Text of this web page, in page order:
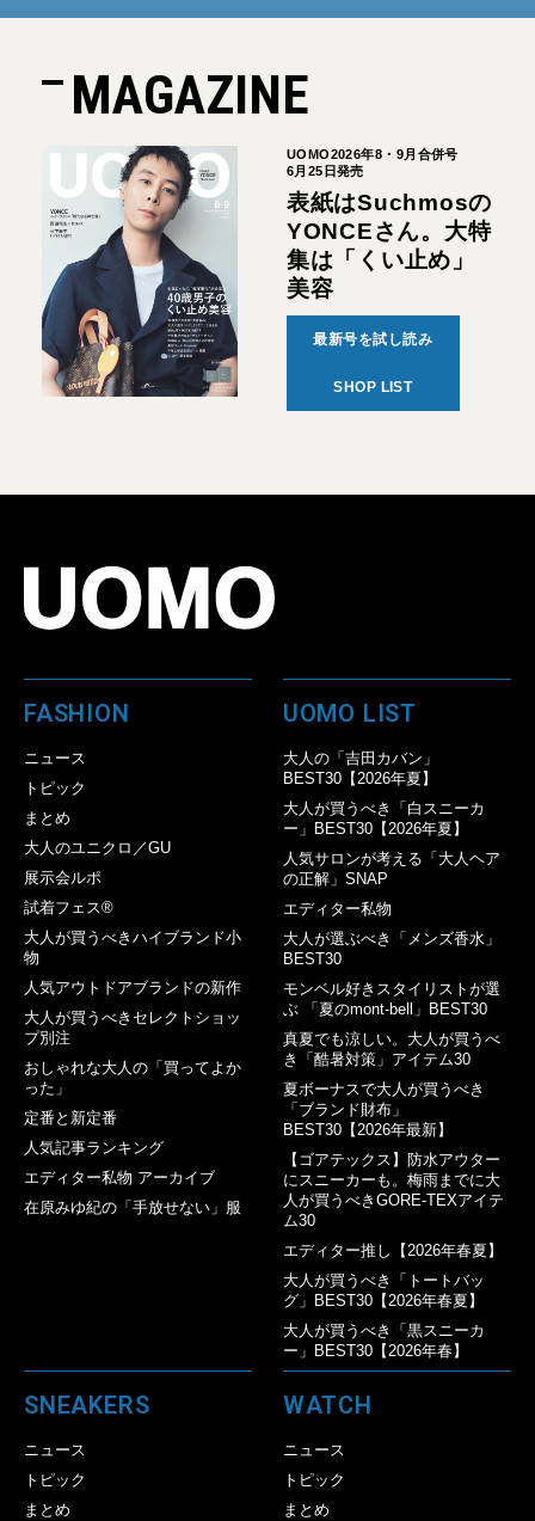
MAGAZINE
UOMO2026年8・9月合併号
6月25日発売
表紙はSuchmosの
YONCEさん。大特
集は「くい止め」
美容
最新号を試し読み
SHOP LIST
FASHION
ニュース
トピック
まとめ
大人のユニクロ／GU
展示会ルポ
試着フェス®︎
大人が買うべきハイブランド小
物
人気アウトドアブランドの新作
大人が買うべきセレクトショッ
プ別注
おしゃれな大人の「買ってよか
った」
定番と新定番
人気記事ランキング
エディター私物 アーカイブ
在原みゆ紀の「手放せない」服
UOMO LIST
大人の「吉田カバン」
BEST30【2026年夏】
大人が買うべき「白スニーカ
ー」BEST30【2026年夏】
人気サロンが考える「大人ヘア
の正解」SNAP
エディター私物
大人が選ぶべき「メンズ香水」
BEST30
モンベル好きスタイリストが選
ぶ 「夏のmont-bell」BEST30
真夏でも涼しい。大人が買うべ
き「酷暑対策」アイテム30
夏ボーナスで大人が買うべき
「ブランド財布」
BEST30【2026年最新】
【ゴアテックス】防水アウター
にスニーカーも。梅雨までに大
人が買うべきGORE-TEXアイテ
ム30
エディター推し【2026年春夏】
大人が買うべき「トートバッ
グ」BEST30【2026年春夏】
大人が買うべき「黒スニーカ
ー」BEST30【2026年春】
SNEAKERS
ニュース
トピック
まとめ
WATCH
ニュース
トピック
まとめ